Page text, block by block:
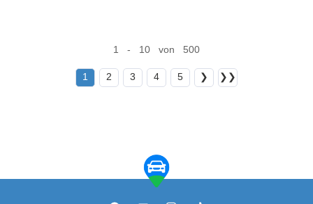
1 - 10 von 500
1 2 3 4 5 ❯ ❯❯